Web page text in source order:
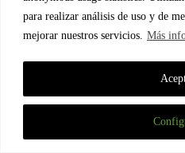
para realizar análisis de uso y de
mejorar nuestros servicios. Más
© 2026